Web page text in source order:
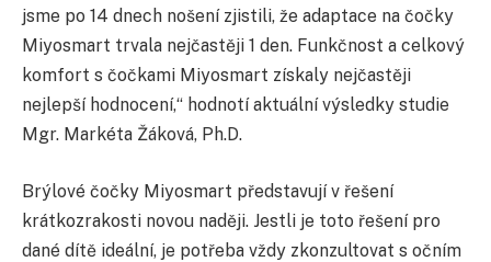
jsme po 14 dnech nošení zjistili, že adaptace na čočky
Miyosmart trvala nejčastěji 1 den. Funkčnost a celkový
komfort s čočkami Miyosmart získaly nejčastěji
nejlepší hodnocení,“ hodnotí aktuální výsledky studie
Mgr. Markéta Žáková, Ph.D.
Brýlové čočky Miyosmart představují v řešení
krátkozrakosti novou naději. Jestli je toto řešení pro
dané dítě ideální, je potřeba vždy zkonzultovat s očním